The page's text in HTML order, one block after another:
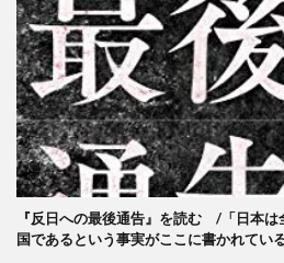
『反日への最後通告』を読む /「日本
国であるという事実がここに書かれている